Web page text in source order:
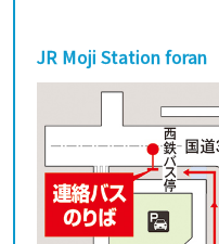
JR Moji Station foran